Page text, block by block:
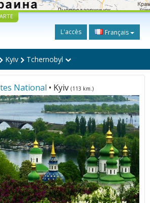
L'accès Français
Kyiv Tchernobyl
National • Kyiv (113 km.)